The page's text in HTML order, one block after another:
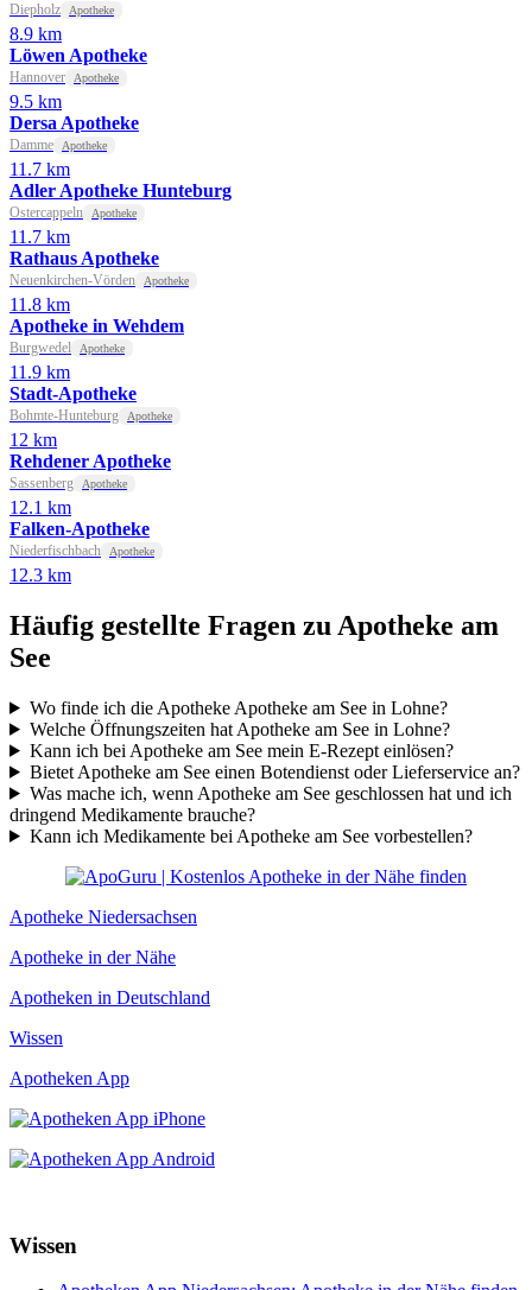
Diepholz Apotheke
8.9 km
Löwen Apotheke
Hannover Apotheke
9.5 km
Dersa Apotheke
Damme Apotheke
11.7 km
Adler Apotheke Hunteburg
Ostercappeln Apotheke
11.7 km
Rathaus Apotheke
Neuenkirchen-Vörden Apotheke
11.8 km
Apotheke in Wehdem
Burgwedel Apotheke
11.9 km
Stadt-Apotheke
Bohmte-Hunteburg Apotheke
12 km
Rehdener Apotheke
Sassenberg Apotheke
12.1 km
Falken-Apotheke
Niederfischbach Apotheke
12.3 km
Häufig gestellte Fragen zu Apotheke am
See
Wo finde ich die Apotheke Apotheke am See in Lohne?
Welche Öffnungszeiten hat Apotheke am See in Lohne?
Kann ich bei Apotheke am See mein E-Rezept einlösen?
Bietet Apotheke am See einen Botendienst oder Lieferservice an?
Was mache ich, wenn Apotheke am See geschlossen hat und ich
dringend Medikamente brauche?
Kann ich Medikamente bei Apotheke am See vorbestellen?
Apotheke Niedersachsen
Apotheke in der Nähe
Apotheken in Deutschland
Wissen
Apotheken App
Wissen